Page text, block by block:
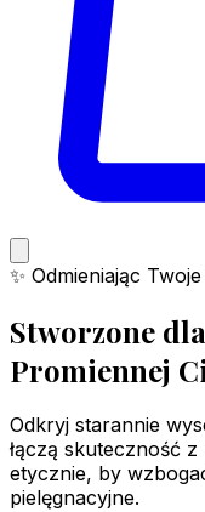
✨ Odmieniając
Stworzone dla
Promiennej
Odkryj starannie
łączą skuteczność
etycznie, by
pielęgnacyjne.